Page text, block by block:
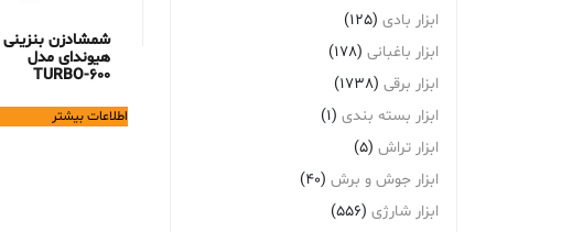
شمشادزن بنزینی
هیوندای مدل
TURBO-600
اطلاعات بیشتر
ابزار بادی (125)
ابزار باغبانی (178)
ابزار برقی (1738)
ابزار بسته بندی (1)
ابزار تراش (5)
ابزار جوش و برش (40)
ابزار شارژی (556)